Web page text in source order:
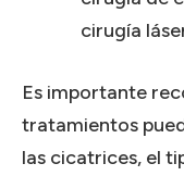
cirugía
Es importante
tratamientos
las cicatrices, el